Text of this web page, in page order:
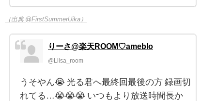
（出典 @FirstSummerUika）
りーさ@楽天ROOM♡ameblo
@Liisa_room
うそやん😭 光る君へ最終回最後の方 録画切
れてる…😭😭😭 いつもより放送時間長か